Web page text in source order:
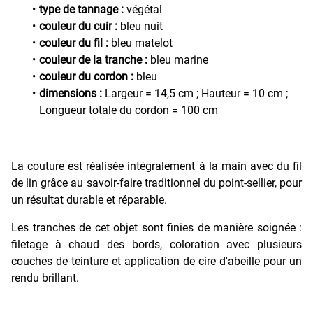
type de tannage : végétal
couleur du cuir : bleu nuit
couleur du fil : bleu matelot
couleur de la tranche : bleu marine
couleur du cordon : bleu
dimensions : Largeur = 14,5 cm ; Hauteur = 10 cm ;
Longueur totale du cordon = 100 cm
La couture est réalisée intégralement à la main avec du fil
de lin grâce au savoir-faire traditionnel du point-sellier, pour
un résultat durable et réparable.
Les tranches de cet objet sont finies de manière soignée :
filetage à chaud des bords, coloration avec plusieurs
couches de teinture et application de cire d'abeille pour un
rendu brillant.